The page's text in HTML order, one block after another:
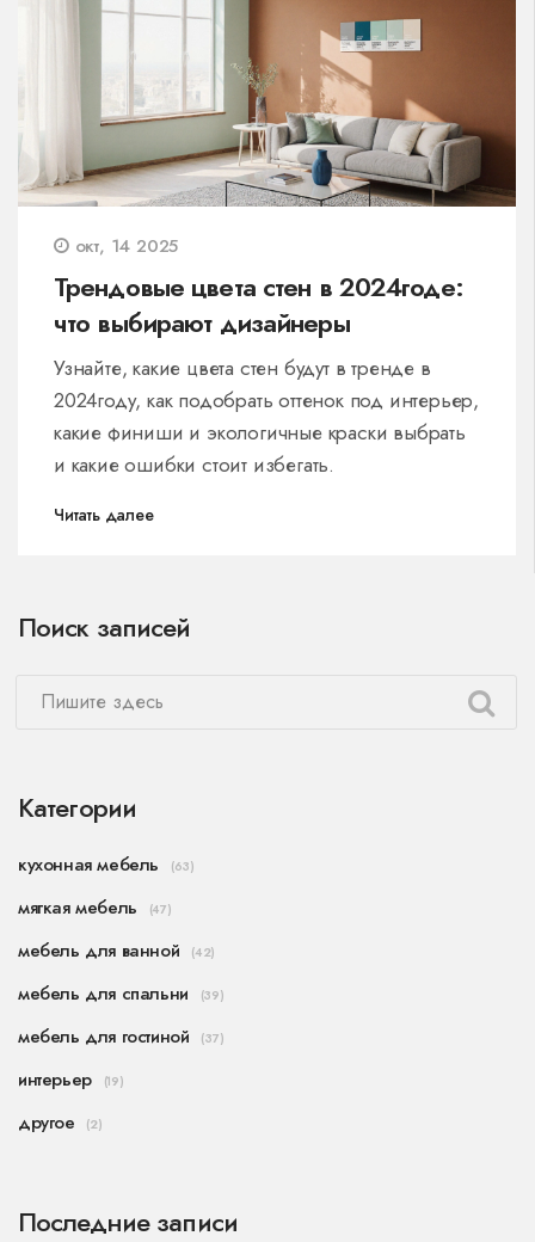
окт, 14 2025
Трендовые цвета стен в 2024годе:
что выбирают дизайнеры
Узнайте, какие цвета стен будут в тренде в
2024году, как подобрать оттенок под интерьер,
какие финиши и экологичные краски выбрать
и какие ошибки стоит избегать.
Читать далее
Поиск записей
Категории
кухонная мебель (63)
мягкая мебель (47)
мебель для ванной (42)
мебель для спальни (39)
мебель для гостиной (37)
интерьер (19)
другое (2)
Последние записи